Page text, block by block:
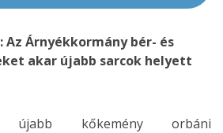
Az Árnyékkormány bér- és
akar újabb sarcok helyett
újabb kőkemény orbáni